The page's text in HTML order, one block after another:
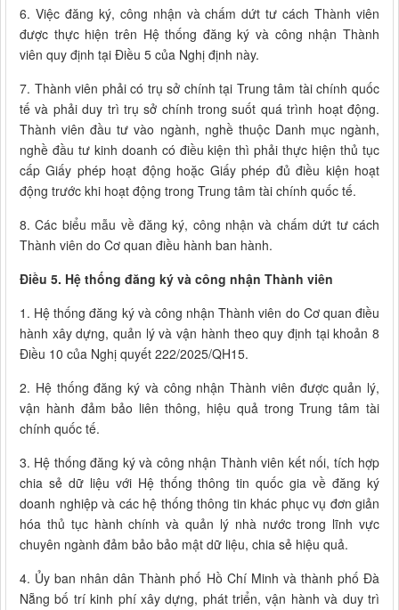
6. Việc đăng ký, công nhận và chấm dứt tư cách Thành viên
được thực hiện trên Hệ thống đăng ký và công nhận Thành
viên quy định tại Điều 5 của Nghị định này.
7. Thành viên phải có trụ sở chính tại Trung tâm tài chính quốc
tế và phải duy trì trụ sở chính trong suốt quá trình hoạt động.
Thành viên đầu tư vào ngành, nghề thuộc Danh mục ngành,
nghề đầu tư kinh doanh có điều kiện thì phải thực hiện thủ tục
cấp Giấy phép hoạt động hoặc Giấy phép đủ điều kiện hoạt
động trước khi hoạt động trong Trung tâm tài chính quốc tế.
8. Các biểu mẫu về đăng ký, công nhận và chấm dứt tư cách
Thành viên do Cơ quan điều hành ban hành.
Điều 5. Hệ thống đăng ký và công nhận Thành viên
1. Hệ thống đăng ký và công nhận Thành viên do Cơ quan điều
hành xây dựng, quản lý và vận hành theo quy định tại khoản 8
Điều 10 của Nghị quyết 222/2025/QH15.
2. Hệ thống đăng ký và công nhận Thành viên được quản lý,
vận hành đảm bảo liên thông, hiệu quả trong Trung tâm tài
chính quốc tế.
3. Hệ thống đăng ký và công nhận Thành viên kết nối, tích hợp
chia sẻ dữ liệu với Hệ thống thông tin quốc gia về đăng ký
doanh nghiệp và các hệ thống thông tin khác phục vụ đơn giản
hóa thủ tục hành chính và quản lý nhà nước trong lĩnh vực
chuyên ngành đảm bảo bảo mật dữ liệu, chia sẻ hiệu quả.
4. Ủy ban nhân dân Thành phố Hồ Chí Minh và thành phố Đà
Nẵng bố trí kinh phí xây dựng, phát triển, vận hành và duy trì